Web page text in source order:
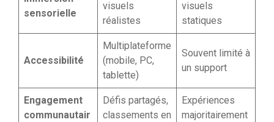
sensorielle
visuels
réalistes
visuels
statiques
Accessibilité
Multiplateforme
(mobile, PC,
tablette)
Souvent limité à
un support
Engagement
communautair
Défis partagés,
classements en
Expériences
majoritairement